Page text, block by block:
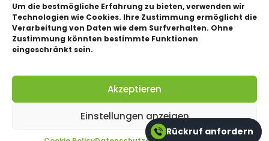
Um die bestmögliche Erfahrung zu bieten, verwenden wir
Technologien wie Cookies. Ihre Zustimmung ermöglicht die
Verarbeitung von Daten wie dem Surfverhalten. Ohne
Zustimmung könnten bestimmte Funktionen
eingeschränkt sein.
Akzeptieren
Einstellungen anzeigen
Rückruf anfordern